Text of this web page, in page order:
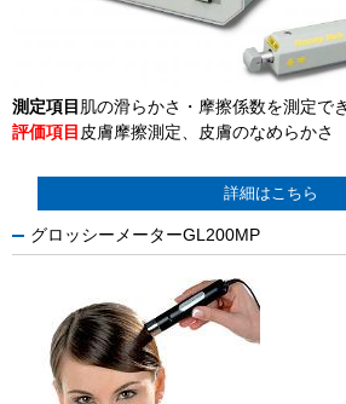
測定項目肌の滑らかさ・摩擦係数を測定で
評価項目 皮膚摩擦測定、皮膚のなめらかさ
詳細はこちら
グロッシーメーターGL200MP